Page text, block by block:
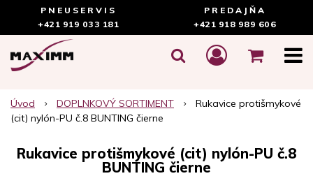
PNEUSERVIS
+421 919 033 181
PREDAJŇA
+421 918 989 606
Úvod DOPLNKOVÝ SORTIMENT
Rukavice protišmykové
(cit) nylón-PU č.8 BUNTING čierne
Rukavice protišmykové (cit) nylón-PU č.8
BUNTING čierne